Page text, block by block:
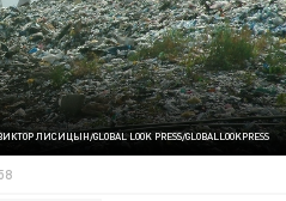
ЛИСИЦЫН/GLOBAL LOOK PRESS/GLOBALLOOKPRESS